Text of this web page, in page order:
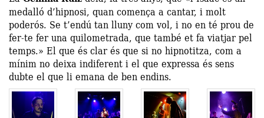
medalló d’hipnosi, quan comença a cantar, i molt
poderós. Se t’endú tan lluny com vol, i no en té prou de
fer-te fer una quilometrada, que també et fa viatjar pel
temps.» El que és clar és que si no hipnotitza, com a
mínim no deixa indiferent i el que expressa és sens
dubte el que li emana de ben endins.